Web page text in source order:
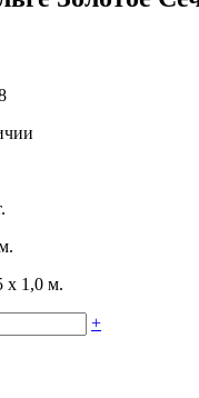
х 1,0 м.
+